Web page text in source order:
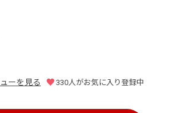
ーを見る 330人がお気に入り登録中